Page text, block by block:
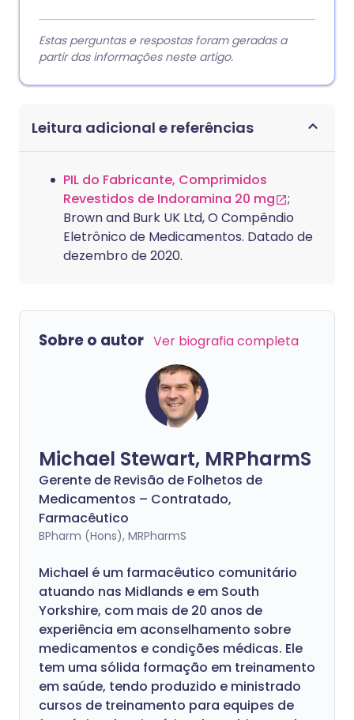
Estas perguntas e respostas foram geradas a
partir das informações neste artigo.
Leitura adicional e referências
PIL do Fabricante, Comprimidos
Revestidos de Indoramina 20 mg
;
Brown and Burk UK Ltd, O Compêndio
Eletrônico de Medicamentos. Datado de
dezembro de 2020.
Sobre o autor Ver biografia completa
Michael Stewart, MRPharmS
Gerente de Revisão de Folhetos de
Medicamentos – Contratado,
Farmacêutico
BPharm (Hons), MRPharmS
Michael é um farmacêutico comunitário
atuando nas Midlands e em South
Yorkshire, com mais de 20 anos de
experiência em aconselhamento sobre
medicamentos e condições médicas. Ele
tem uma sólida formação em treinamento
em saúde, tendo produzido e ministrado
cursos de treinamento para equipes de